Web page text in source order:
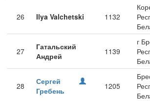
26 Ilya Valchetski 1132
27
Гатальский
Андрей
1139
г
28
Сергей
Гребень
1205